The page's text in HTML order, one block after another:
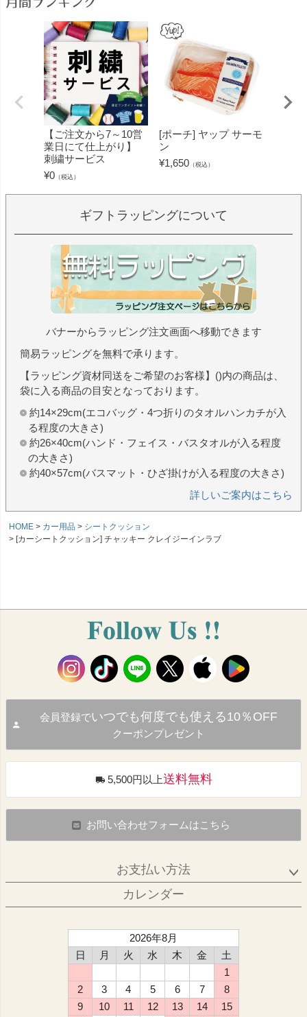
月間ランキング
【ご注文から7～10営
業日にて仕上がり】
刺繍サービス
¥0 （税込）
[ポーチ] ヤップ サーモ
ン
¥1,650 （税込）
ギフトラッピングについて
バナーからラッピング注文画面へ移動できます
簡易ラッピングを無料で承ります。
【ラッピング資材同送をご希望のお客様】()内の商品は、
袋に入る商品の目安となっております。
約14×29cm(エコバッグ・4つ折りのタオルハンカチが入
る程度の大きさ)
約26×40cm(ハンド・フェイス・バスタオルが入る程度
の大きさ)
約40×57cm(バスマット・ひざ掛けが入る程度の大きさ)
詳しいご案内はこちら
HOME カー用品
シートクッション
[カーシートクッション] チャッキー クレイジーインラブ
会員登録でいつでも何度でも使える10％OFF
クーポンプレゼント
5,500円以上送料無料
お問い合わせフォームはこちら
お支払い方法
カレンダー
2026年8月
日
月 火 水 木 金
土
1
2
3 4 5 6 7
8
9
10 11 12 13 14
15